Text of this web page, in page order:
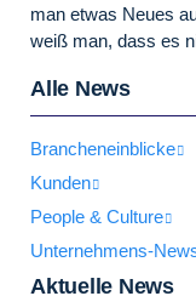
man etwas Neues
weiß man, dass es
Alle News
Brancheneinblicke
Kunden
People & Culture
Unternehmens-
Aktuelle News